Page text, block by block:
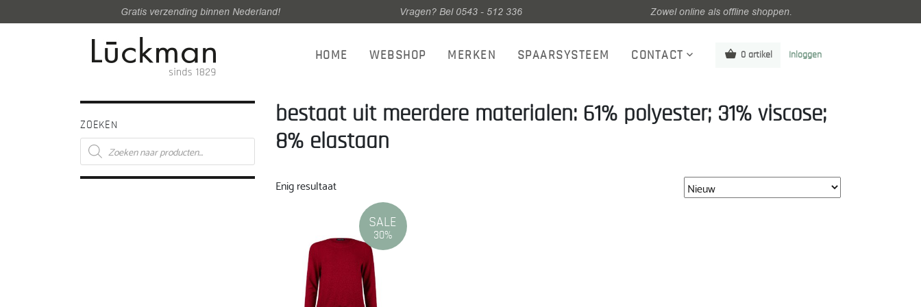
Gratis verzending binnen Nederland! Vragen? Bel 0543 - 512 336 Zowel online als offline shoppen.
HOME WEBSHOP MERKEN SPAARSYSTEEM CONTACT 0 artikel Inloggen
ZOEKEN
Producten
zoeken
bestaat uit meerdere materialen: 61% polyester; 31% viscose;
8% elastaan
Enig resultaat
SALE
30%